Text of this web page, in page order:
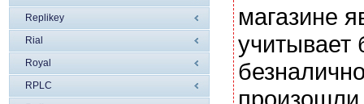
Replikey
Rial
Royal
RPLC
магазине
учитывает